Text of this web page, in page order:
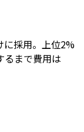
に採用。上位2%
るまで費用は